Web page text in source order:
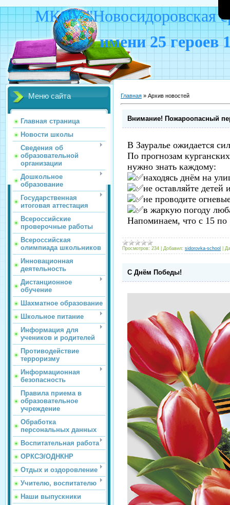
МКОУ "Новосидоровская
имени 25 героев
Меню сайта
Главная страница
Новости школы
Сведения об
образовательной
организации
Дошкольное
образование
Государственная
итоговая аттестация
Всероссийские
проверочные работы
Всероссийская
олимпиада школьников
Инновационная
деятельность
Дистанционное
обучение
Шахматное образование
Школьное питание
Информация для
учеников и родителей
Противодействие
терроризму
Информационная
безопасность
Правила приема в
образовательное
учреждение
Обработка
персональных данных
Воспитательная работа
ОРКСЭ/ОДНКНР
Отдых и оздоровление
Учителю, воспитателю
Наши выпускники
Главная » Архив новостей
Внимание! Пожароопасный
В Зауралье ожидается
По прогнозам
нужно знать каждому:
находясь днём на
не оставляйте
не проводите
в жаркую погоду
Напоминаем, что с 15 по
Просмотров: 234 Добавил: sidorovka-school
С Днём Победы!